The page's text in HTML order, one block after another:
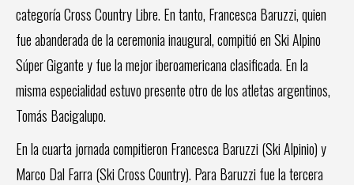
categoría Cross Country Libre. En tanto, Francesca Baruzzi, quien
fue abanderada de la ceremonia inaugural, compitió en Ski Alpino
Súper Gigante y fue la mejor iberoamericana clasificada. En la
misma especialidad estuvo presente otro de los atletas argentinos,
Tomás Bacigalupo.
En la cuarta jornada compitieron Francesca Baruzzi (Ski Alpinio) y
Marco Dal Farra (Ski Cross Country). Para Baruzzi fue la tercera